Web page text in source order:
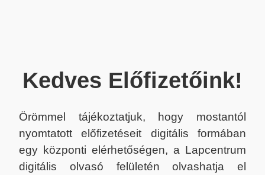
Kedves Előfizetőink!
Örömmel tájékoztatjuk, hogy mostantól
nyomtatott előfizetéseit digitális formában
egy központi elérhetőségen, a Lapcentrum
digitális olvasó felületén olvashatja el